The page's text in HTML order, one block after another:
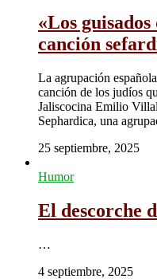
«Los
canción
La agrupación
canción de los judíos
Jaliscocina Emilio
Sephardica, una
25 septiembre, 2025
Humor
El descorche
…
4 septiembre, 2025